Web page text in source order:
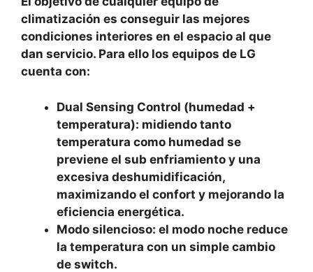
climatización es conseguir las mejores
condiciones interiores en el espacio al que
dan servicio. Para ello los equipos de LG
cuenta con:
Dual Sensing Control (humedad +
temperatura): midiendo tanto
temperatura como humedad se
previene el sub enfriamiento y una
excesiva deshumidificación,
maximizando el confort y mejorando la
eficiencia energética.
Modo silencioso: el modo noche reduce
la temperatura con un simple cambio
de switch.